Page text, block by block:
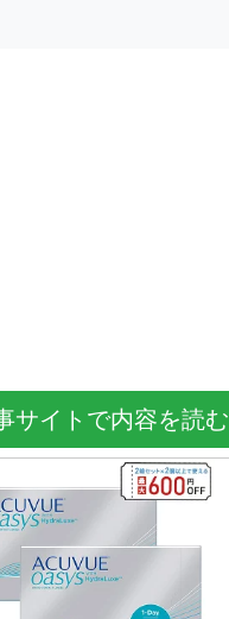
サイトで内容を読む